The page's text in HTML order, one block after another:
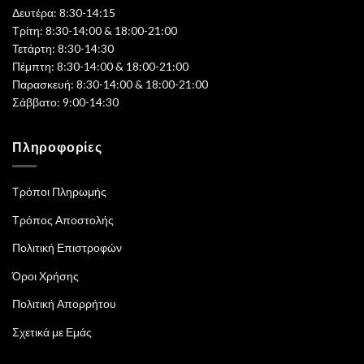
Δευτέρα: 8:30-14:15
Τρίτη: 8:30-14:00 & 18:00-21:00
Τετάρτη: 8:30-14:30
Πέμπτη: 8:30-14:00 & 18:00-21:00
Παρασκευή: 8:30-14:00 & 18:00-21:00
Σάββατο: 9:00-14:30
Πληροφορίες
Τρόποι Πληρωμής
Τρόπος Αποστολής
Πολιτική Επιστροφών
Όροι Χρήσης
Πολιτική Απορρήτου
Σχετικά με Εμάς